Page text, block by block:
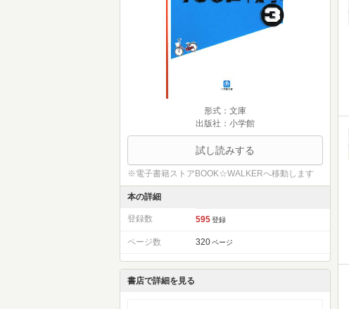
形式：文庫
出版社：小学館
試し読みする
※電子書籍ストアBOOK☆WALKERへ移動します
本の詳細
登録数 595 登録
ページ数 320 ページ
書店で詳細を見る